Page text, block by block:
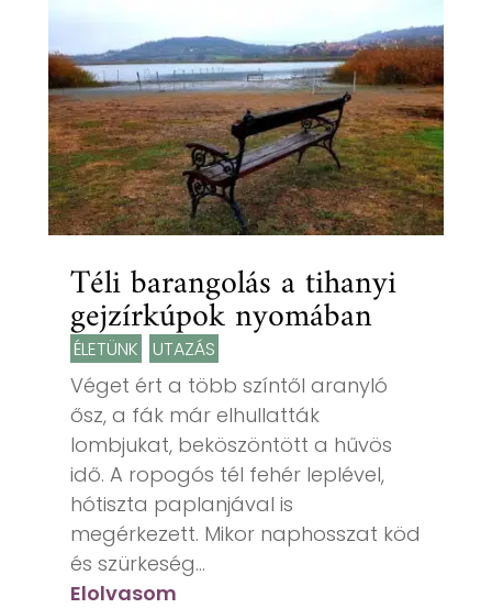
Téli barangolás a tihanyi
gejzírkúpok nyomában
ÉLETÜNK UTAZÁS
Véget ért a több színtől aranyló
ősz, a fák már elhullatták
lombjukat, beköszöntött a hűvös
idő. A ropogós tél fehér leplével,
hótiszta paplanjával is
megérkezett. Mikor naphosszat köd
és szürkeség...
Elolvasom